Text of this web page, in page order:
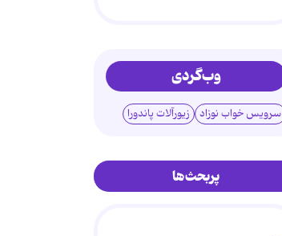
وب‌گردی
سرویس خواب نوزاد زیورآلات پاندورا
پربحث‌ها